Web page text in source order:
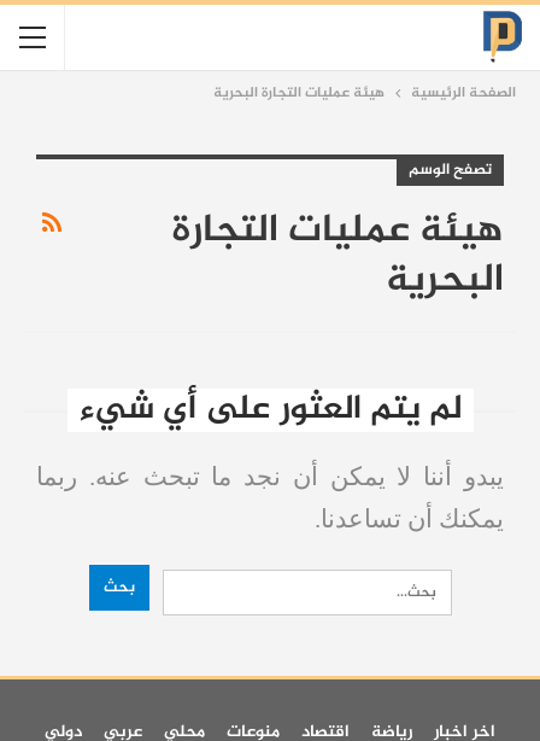
الصفحة الرئيسية هيئة عمليات التجارة البحرية
تصفح الوسم
هيئة عمليات التجارة
البحرية
لم يتم العثور على أي شيء
يبدو أننا لا يمكن أن نجد ما تبحث عنه. ربما
يمكنك أن تساعدنا.
اخر اخبار رياضة اقتصاد منوعات محلي عربي
دولي